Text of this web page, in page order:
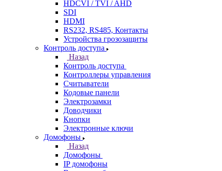
HDCVI / TVI / AHD
SDI
HDMI
RS232, RS485, Контакты
Устройства грозозащиты
Контроль доступа
Назад
Контроль доступа
Контроллеры управления
Считыватели
Кодовые панели
Электрозамки
Доводчики
Кнопки
Электронные ключи
Домофоны
Назад
Домофоны
IP домофоны